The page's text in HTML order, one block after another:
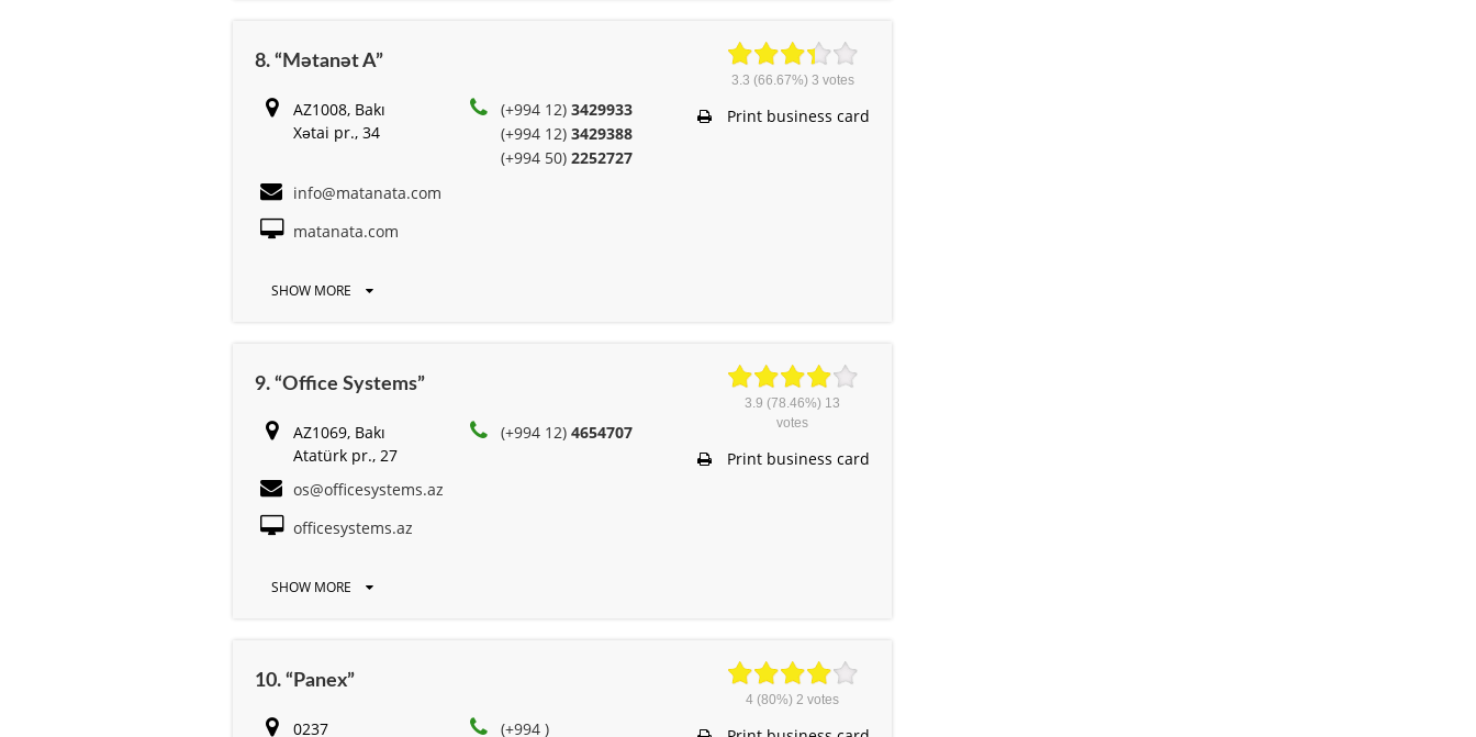
8. “Mətanət A”
AZ1008, Bakı
Xətai pr., 34
(+994 12)3429933
(+994 12)3429388
(+994 50)2252727
info@matanata.com
matanata.com
SHOW MORE
3.3 (66.67%) 3 votes
Print business card
9. “Office Systems”
AZ1069, Bakı
Atatürk pr., 27
(+994 12)4654707
os@officesystems.az
officesystems.az
SHOW MORE
3.9 (78.46%) 13
votes
Print business card
10. “Panex”
0237 (+994 )
4 (80%) 2 votes